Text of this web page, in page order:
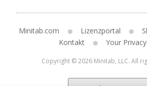
Minitab.com Lizenzportal
Kontakt
Your
Copyright © 2026 Minitab, LLC. All